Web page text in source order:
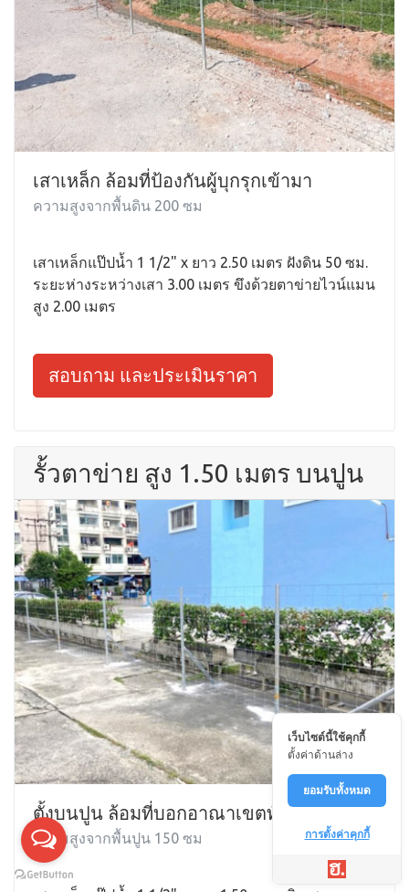
เสาเหล็ก ล้อมที่ป้องกันผู้บุกรุกเข้ามา
ความสูงจากพื้นดิน 200 ซม
เสาเหล็กแป๊ปน้ำ 1 1/2" x ยาว 2.50 เมตร ฝังดิน 50 ซม.
ระยะห่างระหว่างเสา 3.00 เมตร ขึงด้วยตาข่ายไวน์แมน
สูง 2.00 เมตร
สอบถาม และประเมินราคา
รั้วตาข่าย สูง 1.50 เมตร บนปูน
ตั้งบนปูน ล้อมที่บอกอาณาเขตทั่วไป
ความสูงจากพื้นปูน 150 ซม
เว็บไซต์นี้ใช้คุกกี้
ตั้งค่าด้านล่าง
ยอมรับทั้งหมด
การตั้งค่าคุกกี้